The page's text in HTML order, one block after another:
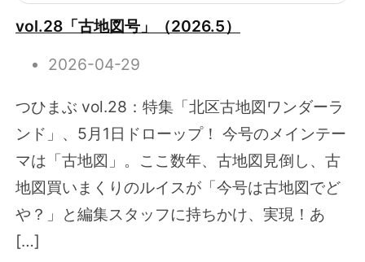
vol.28「古地図号」（2026.5）
2026-04-29
つひまぶ vol.28：特集「北区古地図ワンダーラ
ンド」、5月1日ドローップ！ 今号のメインテー
マは「古地図」。ここ数年、古地図見倒し、古
地図買いまくりのルイスが「今号は古地図でど
や？」と編集スタッフに持ちかけ、実現！あ
[…]